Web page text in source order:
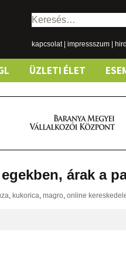
Keresés:
kapcsolat| impressszum
ÜZLETI ÉLET
árak a
, kukorica, magro, online